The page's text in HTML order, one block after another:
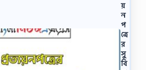
য়
ন
প
ত্রে
র
সু
বি